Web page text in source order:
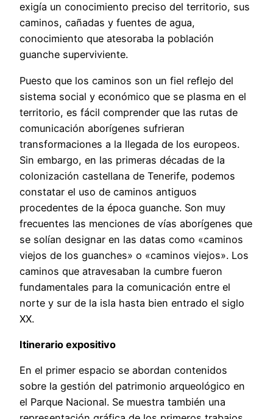
exigía un conocimiento preciso del territorio, sus
caminos, cañadas y fuentes de agua,
conocimiento que atesoraba la población
guanche superviviente.
Puesto que los caminos son un fiel reflejo del
sistema social y económico que se plasma en el
territorio, es fácil comprender que las rutas de
comunicación aborígenes sufrieran
transformaciones a la llegada de los europeos.
Sin embargo, en las primeras décadas de la
colonización castellana de Tenerife, podemos
constatar el uso de caminos antiguos
procedentes de la época guanche. Son muy
frecuentes las menciones de vías aborígenes que
se solían designar en las datas como «caminos
viejos de los guanches» o «caminos viejos». Los
caminos que atravesaban la cumbre fueron
fundamentales para la comunicación entre el
norte y sur de la isla hasta bien entrado el siglo
XX.
Itinerario expositivo
En el primer espacio se abordan contenidos
sobre la gestión del patrimonio arqueológico en
el Parque Nacional. Se muestra también una